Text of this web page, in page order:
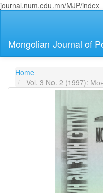
journal.num.edu.mn/MJP/index
Content
Sidebar
Mongolian Journal of
Home
Vol. 3 No. 2 (1997):